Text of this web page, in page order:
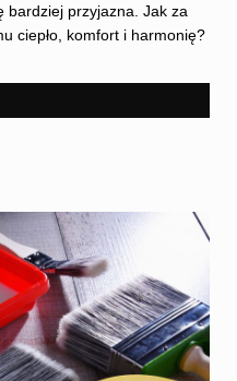
bardziej przyjazna. Jak za
ciepło, komfort i harmonię?